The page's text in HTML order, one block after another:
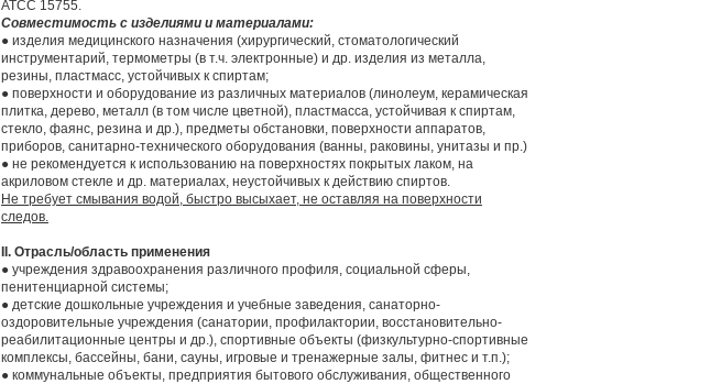
АТСС 15755.
Совместимость с изделиями и материалами:
● изделия медицинского назначения (хирургический, стоматологический
инструментарий, термометры (в т.ч. электронные) и др. изделия из металла,
резины, пластмасс, устойчивых к спиртам;
● поверхности и оборудование из различных материалов (линолеум, керамическая
плитка, дерево, металл (в том числе цветной), пластмасса, устойчивая к спиртам,
стекло, фаянс, резина и др.), предметы обстановки, поверхности аппаратов,
приборов, санитарно-технического оборудования (ванны, раковины, унитазы и пр.)
● не рекомендуется к использованию на поверхностях покрытых лаком, на
акриловом стекле и др. материалах, неустойчивых к действию спиртов.
Не требует смывания водой, быстро высыхает, не оставляя на поверхности
следов.
II. Отрасль/область применения
● учреждения здравоохранения различного профиля, социальной сферы,
пенитенциарной системы;
● детские дошкольные учреждения и учебные заведения, санаторно-
оздоровительные учреждения (санатории, профилактории, восстановительно-
реабилитационные центры и др.), спортивные объекты (физкультурно-спортивные
комплексы, бассейны, бани, сауны, игровые и тренажерные залы, фитнес и т.п.);
● коммунальные объекты, предприятия бытового обслуживания, общественного